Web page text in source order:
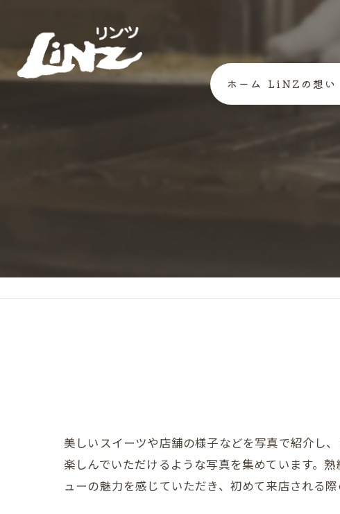
ホーム LiNZの想い
美しいスイーツや店舗の様子などを写真で紹介し
楽しんでいただけるような写真を集めています。
ューの魅力を感じていただき、初めて来店される際